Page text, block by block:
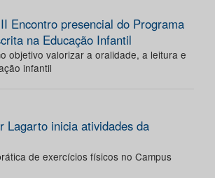
Encontro presencial do Programa
na Educação Infantil
objetivo valorizar a oralidade, a leitura e
infantil
Lagarto inicia atividades da
de exercícios físicos no Campus